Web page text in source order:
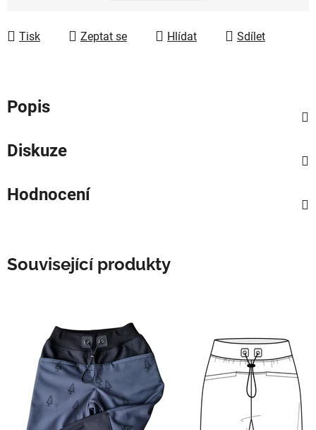
Tisk Zeptat se Hlídat Sdílet
Popis
Diskuze
Hodnocení
Související produkty